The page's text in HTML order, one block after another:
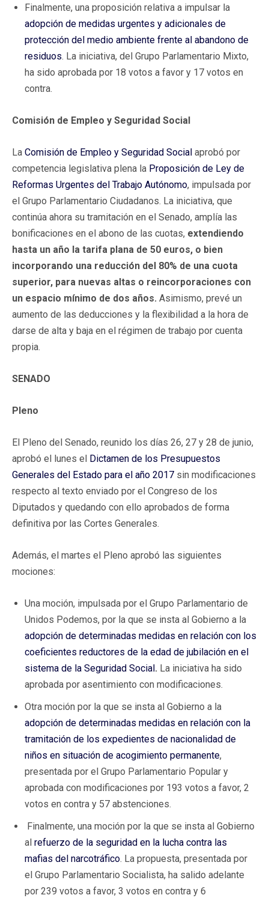
Finalmente, una proposición relativa a impulsar la
adopción de medidas urgentes y adicionales de
protección del medio ambiente frente al abandono de
residuos. La iniciativa, del Grupo Parlamentario Mixto,
ha sido aprobada por 18 votos a favor y 17 votos en
contra.
Comisión de Empleo y Seguridad Social
La Comisión de Empleo y Seguridad Social aprobó por
competencia legislativa plena la Proposición de Ley de
Reformas Urgentes del Trabajo Autónomo, impulsada por
el Grupo Parlamentario Ciudadanos. La iniciativa, que
continúa ahora su tramitación en el Senado, amplía las
bonificaciones en el abono de las cuotas, extendiendo
hasta un año la tarifa plana de 50 euros, o bien
incorporando una reducción del 80% de una cuota
superior, para nuevas altas o reincorporaciones con
un espacio mínimo de dos años. Asimismo, prevé un
aumento de las deducciones y la flexibilidad a la hora de
darse de alta y baja en el régimen de trabajo por cuenta
propia.
SENADO
Pleno
El Pleno del Senado, reunido los días 26, 27 y 28 de junio,
aprobó el lunes el Dictamen de los Presupuestos
Generales del Estado para el año 2017 sin modificaciones
respecto al texto enviado por el Congreso de los
Diputados y quedando con ello aprobados de forma
definitiva por las Cortes Generales.
Además, el martes el Pleno aprobó las siguientes
mociones:
Una moción, impulsada por el Grupo Parlamentario de
Unidos Podemos, por la que se insta al Gobierno a la
adopción de determinadas medidas en relación con los
coeficientes reductores de la edad de jubilación en el
sistema de la Seguridad Social. La iniciativa ha sido
aprobada por asentimiento con modificaciones.
Otra moción por la que se insta al Gobierno a la
adopción de determinadas medidas en relación con la
tramitación de los expedientes de nacionalidad de
niños en situación de acogimiento permanente,
presentada por el Grupo Parlamentario Popular y
aprobada con modificaciones por 193 votos a favor, 2
votos en contra y 57 abstenciones.
Finalmente, una moción por la que se insta al Gobierno
al refuerzo de la seguridad en la lucha contra las
mafias del narcotráfico. La propuesta, presentada por
el Grupo Parlamentario Socialista, ha salido adelante
por 239 votos a favor, 3 votos en contra y 6